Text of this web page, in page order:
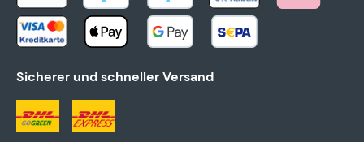
Sicherer und schneller Versand